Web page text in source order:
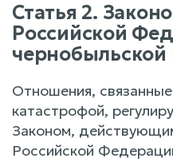
Статья 2.
Российской
чернобыльской
Отношения,
катастрофой,
Законом,
Российской